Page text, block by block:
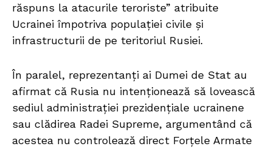
răspuns la atacurile teroriste” atribuite
Ucrainei împotriva populației civile și
infrastructurii de pe teritoriul Rusiei.
În paralel, reprezentanți ai Dumei de Stat au
afirmat că Rusia nu intenționează să lovească
sediul administrației prezidențiale ucrainene
sau clădirea Radei Supreme, argumentând că
acestea nu controlează direct Forțele Armate